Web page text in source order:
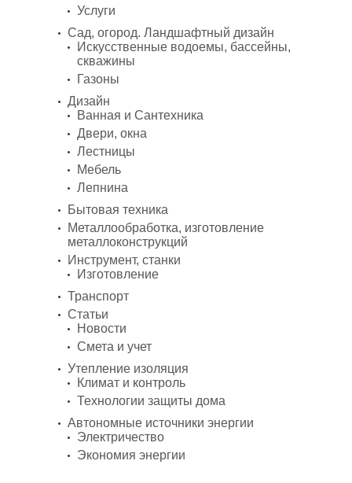
Услуги
Сад, огород. Ландшафтный дизайн
Искусственные водоемы, бассейны,
скважины
Газоны
Дизайн
Ванная и Сантехника
Двери, окна
Лестницы
Мебель
Лепнина
Бытовая техника
Металлообработка, изготовление
металлоконструкций
Инструмент, станки
Изготовление
Транспорт
Статьи
Новости
Смета и учет
Утепление изоляция
Климат и контроль
Технологии защиты дома
Автономные источники энергии
Электричество
Экономия энергии